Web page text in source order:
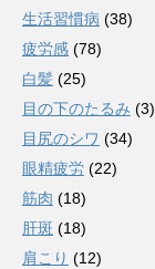
生活習慣病 (38)
疲労感 (78)
白髪 (25)
目の下のたるみ (3)
目尻のシワ (34)
眼精疲労 (22)
筋肉 (18)
肝斑 (18)
肩こり (12)